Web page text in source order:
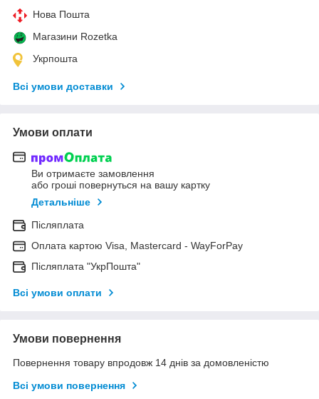
Нова Пошта
Магазини Rozetka
Укрпошта
Всі умови доставки
Умови оплати
Ви отримаєте замовлення
або гроші повернуться на вашу картку
Детальніше
Післяплата
Оплата картою Visa, Mastercard - WayForPay
Післяплата "УкрПошта"
Всі умови оплати
Умови повернення
Повернення товару впродовж 14 днів за домовленістю
Всі умови повернення